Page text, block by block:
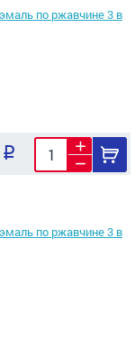
по ржавчине 3 в
по ржавчине 3 в